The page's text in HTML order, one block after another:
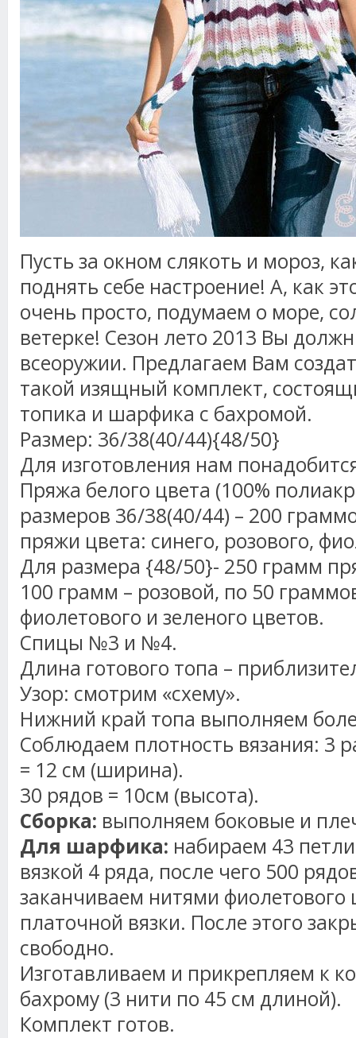
Пусть за окном слякоть и мороз,
поднять себе настроение! А, как
очень просто, подумаем о море,
ветерке! Сезон лето 2013 Вы
всеоружии. Предлагаем Вам
такой изящный комплект,
топика и шарфика с бахромой.
Размер: 36/38(40/44){48/50}
Для изготовления нам
Пряжа белого цвета (100%
размеров 36/38(40/44) – 200
пряжи цвета: синего, розового,
Для размера {48/50}- 250 грамм
100 грамм – розовой, по 50
фиолетового и зеленого цветов.
Спицы №3 и №4.
Длина готового топа –
Узор: смотрим «схему».
Нижний край топа выполняем
Соблюдаем плотность вязания: 3
= 12 см (ширина).
30 рядов = 10см (высота).
Сборка: выполняем боковые и
Для шарфика: набираем 43
вязкой 4 ряда, после чего 500
заканчиваем нитями
платочной вязки. После этого
свободно.
Изготавливаем и прикрепляем к
бахрому (3 нити по 45 см длиной).
Комплект готов.